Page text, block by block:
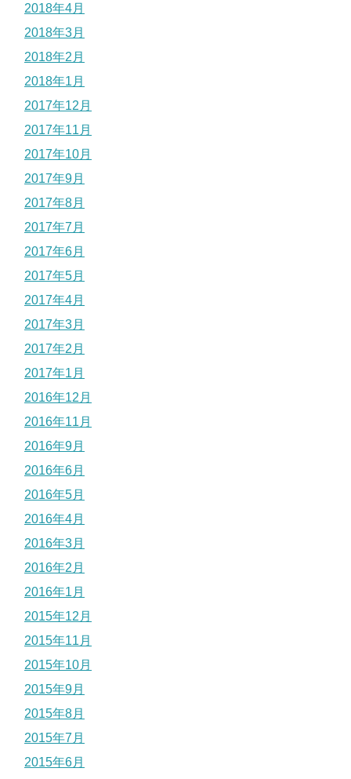
2018年4月
2018年3月
2018年2月
2018年1月
2017年12月
2017年11月
2017年10月
2017年9月
2017年8月
2017年7月
2017年6月
2017年5月
2017年4月
2017年3月
2017年2月
2017年1月
2016年12月
2016年11月
2016年9月
2016年6月
2016年5月
2016年4月
2016年3月
2016年2月
2016年1月
2015年12月
2015年11月
2015年10月
2015年9月
2015年8月
2015年7月
2015年6月